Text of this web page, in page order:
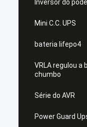
Inversor do
Mini C.C. UPS
bateria lifepo4
VRLA regulou a
chumbo
Série do AVR
Power Guard